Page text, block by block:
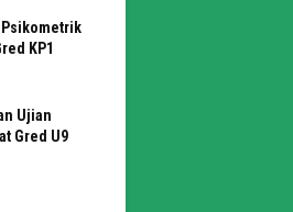
KP1
Ujian
Gred U9